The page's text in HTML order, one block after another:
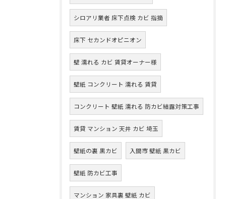
シロアリ業者 床下点検 カビ 指摘
床下 セカンドオピニオン
壁 濡れる カビ 賃貸オーナー様
壁紙 コンクリート 濡れる 賃貸
コンクリート 壁紙 濡れる 防カビ結露対策工事
賃貸 マンション 天井 カビ 埼玉
壁紙の裏 黒カビ 入間市 壁紙 黒カビ
壁紙 防カビ工事
マンション 家具裏 壁紙 カビ